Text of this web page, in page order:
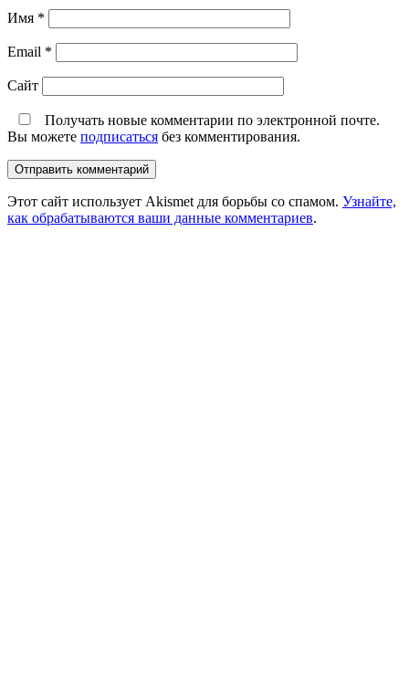
Имя *
Email *
Сайт
Получать новые комментарии по электронной почте.
Вы можете подписаться без комментирования.
Этот сайт использует Akismet для борьбы со спамом. Узнайте,
как обрабатываются ваши данные комментариев.